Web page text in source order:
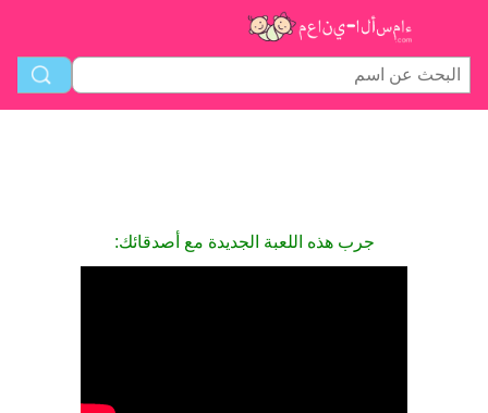
جرب هذه اللعبة الجديدة مع أصدقائك: